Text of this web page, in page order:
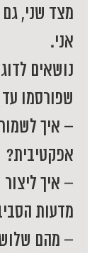
מצד שני,
אני.
נושאים
שפורסמו
– איך
אפקטיבית?
– איך ליצור
מדעות
– מהם